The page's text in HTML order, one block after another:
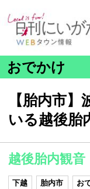
おでかけ
【胎内市
いる越後胎
越後胎内観音
下越 胎内市 お